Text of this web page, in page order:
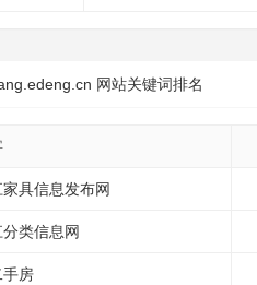
网站关键词排名
具信息发布网
类信息网
手房